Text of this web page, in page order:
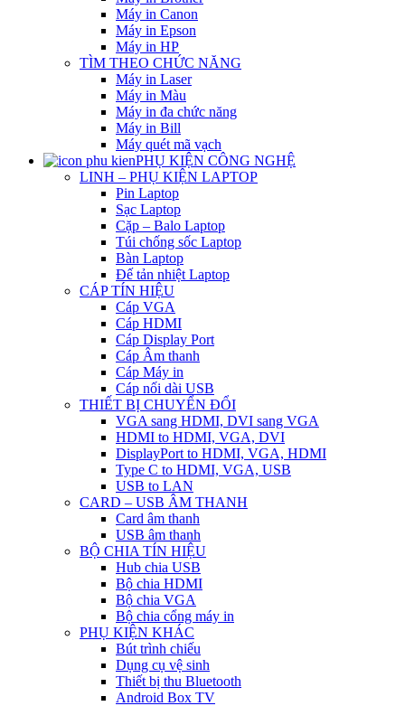
Máy in Canon
Máy in Epson
Máy in HP
TÌM THEO CHỨC NĂNG
Máy in Laser
Máy in Màu
Máy in đa chức năng
Máy in Bill
Máy quét mã vạch
PHỤ KIỆN CÔNG NGHỆ
LINH – PHỤ KIỆN LAPTOP
Pin Laptop
Sạc Laptop
Cặp – Balo Laptop
Túi chống sốc Laptop
Bàn Laptop
Đế tản nhiệt Laptop
CÁP TÍN HIỆU
Cáp VGA
Cáp HDMI
Cáp Display Port
Cáp Âm thanh
Cáp Máy in
Cáp nối dài USB
THIẾT BỊ CHUYỂN ĐỔI
VGA sang HDMI, DVI sang VGA
HDMI to HDMI, VGA, DVI
DisplayPort to HDMI, VGA, HDMI
Type C to HDMI, VGA, USB
USB to LAN
CARD – USB ÂM THANH
Card âm thanh
USB âm thanh
BỘ CHIA TÍN HIỆU
Hub chia USB
Bộ chia HDMI
Bộ chia VGA
Bộ chia cổng máy in
PHỤ KIỆN KHÁC
Bút trình chiếu
Dụng cụ vệ sinh
Thiết bị thu Bluetooth
Android Box TV